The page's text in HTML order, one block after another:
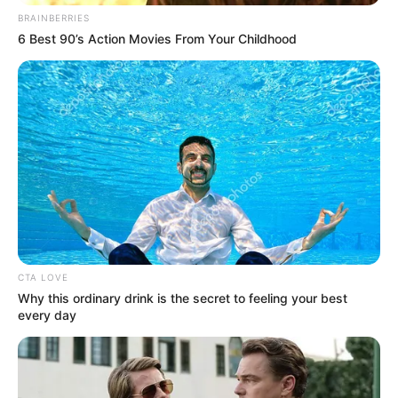
társadalmi felelősségvállalás jele, amely
összhangban áll a gyermekvédelem rendszerének
beígért átalakításával, míg a kritikusok szerint a
lépés elsősorban kommunikációs célokat szolgált.
BRAINBERRIES
6 Best 90’s Action Movies From Your Childhood
CTA LOVE
Why this ordinary drink is the secret to feeling your best
every day